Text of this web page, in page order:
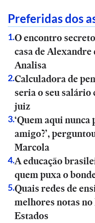
Preferidas dos
1.O encontro
casa de
Analisa
2.Calculadora de
seria o seu salário
juiz
3.‘Quem aqui
amigo?’,
Marcola
4.A educação
quem puxa o
5.Quais redes de
melhores notas
Estados